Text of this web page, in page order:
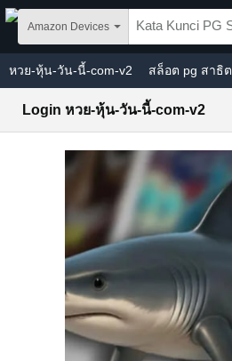
Skip to main content
Amazon Devices
หวย-หุ้น-วัน-นี้-com-v2 สล็อต pg สาธิต
Login หวย-หุ้น-วัน-นี้-com-v2